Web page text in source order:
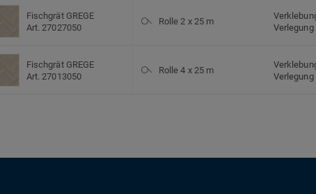
Fischgrät GREGE
Art. 27027050
Rolle 2 x 25 m
Verlegung
Fischgrät GREGE
Art. 27013050
Rolle 4 x 25 m
Verlegung